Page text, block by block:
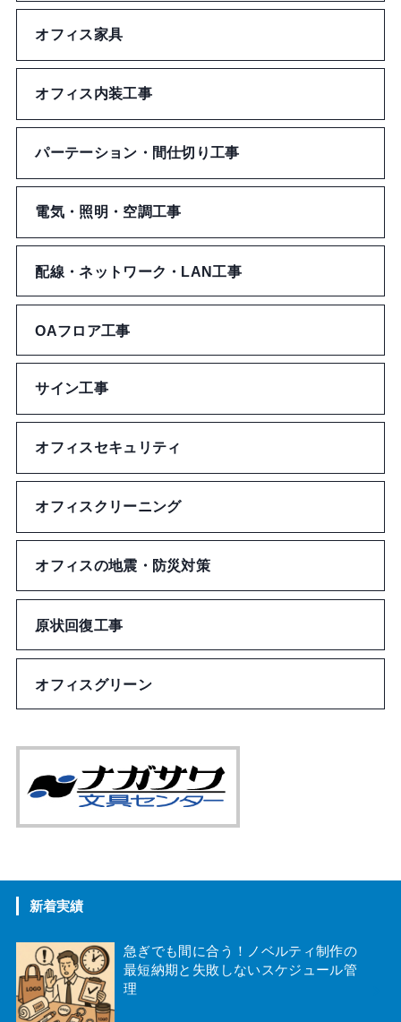
セキュリティ
のり
デコレーション
切る・とじる
フェイスシール
バンダナ・はちまき
その他アパレルグッズ
財布
その他バッグ
ペンケース
カード・パスケース
チケットケース
ステッカー
バッジ
メガネ拭き
キッチン用品
インテリア
その他雑貨
アクセサリー
美容・衛生用品
おもちゃ・ゲーム
ペット用品
オフィス家具
オフィス内装工事
パーテーション・間仕切り工事
電気・照明・空調工事
配線・ネットワーク・LAN工事
OAフロア工事
サイン工事
オフィスセキュリティ
オフィスクリーニング
オフィスの地震・防災対策
原状回復工事
オフィスグリーン
新着実績
急ぎでも間に合う！ノベルティ制作の
最短納期と失敗しないスケジュール管
理